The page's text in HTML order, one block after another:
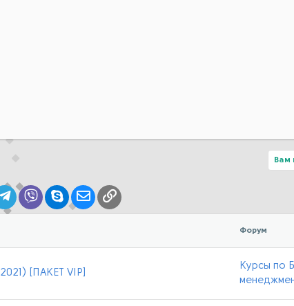
Вам
Telegram
Viber SkypeЭлектронная почта
Ссылка
Форум
[ПАКЕТ VIP]
Курсы по